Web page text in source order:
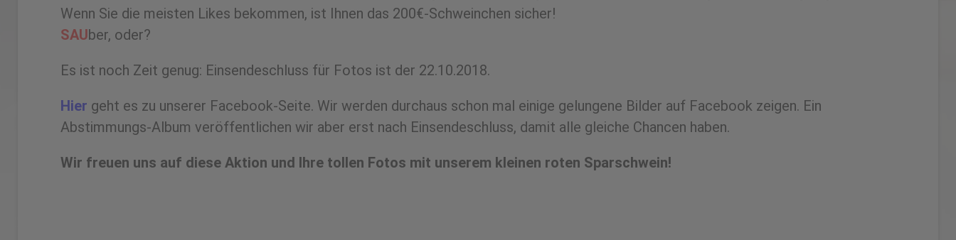
Wenn Sie die meisten Likes bekommen, ist Ihnen das 200€-Schweinchen sicher!
SAUber, oder?
Es ist noch Zeit genug: Einsendeschluss für Fotos ist der 22.10.2018.
Hier geht es zu unserer Facebook-Seite. Wir werden durchaus schon mal einige gelungene Bilder auf Facebook zeigen. Ein
Abstimmungs-Album veröffentlichen wir aber erst nach Einsendeschluss, damit alle gleiche Chancen haben.
Wir freuen uns auf diese Aktion und Ihre tollen Fotos mit unserem kleinen roten Sparschwein!